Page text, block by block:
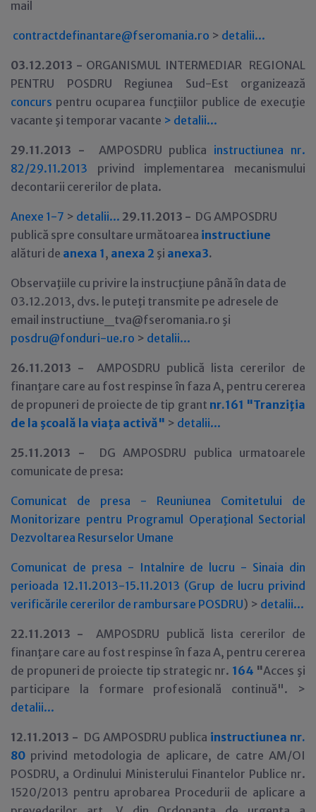
mail
contractdefinantare@fseromania.ro > detalii...
03.12.2013 - ORGANISMUL INTERMEDIAR REGIONAL
PENTRU POSDRU Regiunea Sud-Est organizează
concurs pentru ocuparea funcţiilor publice de execuţie
vacante şi temporar vacante > detalii...
29.11.2013 - AMPOSDRU publica instructiunea nr.
82/29.11.2013 privind implementarea mecanismului
decontarii cererilor de plata.
Anexe 1-7 > detalii... 29.11.2013 - DG AMPOSDRU
publică spre consultare următoarea instructiune
alături de anexa 1, anexa 2 şi anexa3.
Observaţiile cu privire la instrucţiune până în data de
03.12.2013, dvs. le puteţi transmite pe adresele de
email instructiune_tva@fseromania.ro şi
posdru@fonduri-ue.ro > detalii...
26.11.2013 - AMPOSDRU publică lista cererilor de
finanţare care au fost respinse în faza A, pentru cererea
de propuneri de proiecte de tip grant nr.161 "Tranziţia
de la şcoală la viaţa activă" > detalii...
25.11.2013 - DG AMPOSDRU publica urmatoarele
comunicate de presa:
Comunicat de presa - Reuniunea Comitetului de
Monitorizare pentru Programul Operaţional Sectorial
Dezvoltarea Resurselor Umane
Comunicat de presa - Intalnire de lucru - Sinaia din
perioada 12.11.2013-15.11.2013 (Grup de lucru privind
verificările cererilor de rambursare POSDRU) > detalii...
22.11.2013 -AMPOSDRU publică lista cererilor de
finanţare care au fost respinse în faza A, pentru cererea
de propuneri de proiecte tip strategic nr. 164 "Acces şi
participare la formare profesională continuă". >
detalii...
12.11.2013 - DG AMPOSDRU publica instructiunea nr.
80 privind metodologia de aplicare, de catre AM/OI
POSDRU, a Ordinului Ministerului Finantelor Publice nr.
1520/2013 pentru aprobarea Procedurii de aplicare a